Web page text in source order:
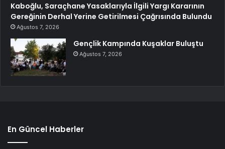
Kaboğlu, Saraçhane Yasaklarıyla İlgili Yargı Kararının
Gereğinin Derhal Yerine Getirilmesi Çağrısında Bulundu
Ağustos 7, 2026
Gençlik Kampında Kuşaklar Buluştu
Ağustos 7, 2026
En Güncel Haberler